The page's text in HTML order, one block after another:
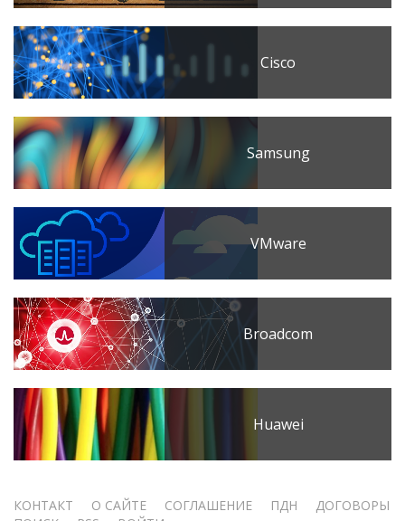
Cisco
Samsung
VMware
Broadcom
Huawei
Меню
КОНТАКТ О САЙТЕ СОГЛАШЕНИЕ ПДН
ДОГОВОРЫ